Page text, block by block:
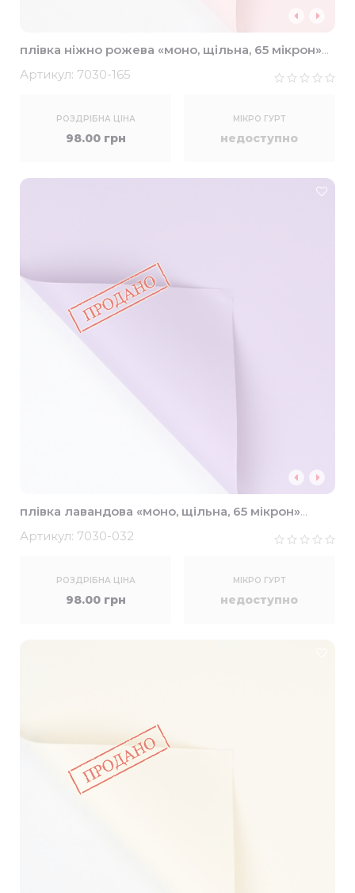
плівка ніжно рожева «моно, щільна, 65 мікрон»
58*58см (20шт)
Артикул: 7030-165
РОЗДРІБНА ЦІНА
98.00 грн
МІКРО ГУРТ
недоступно
плівка лавандова «моно, щільна, 65 мікрон»
58*58см (20шт)
Артикул: 7030-032
РОЗДРІБНА ЦІНА
98.00 грн
МІКРО ГУРТ
недоступно